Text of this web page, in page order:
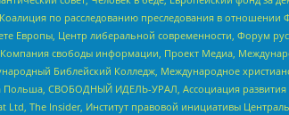
по расследованию преследования в
Европы, Центр либеральной современности, Форум
свободы информации, Проект Медиа,
Библейский Колледж, Международное
Польша, СВОБОДНЫЙ ИДЕЛЬ-УРАЛ, Ассоциация
The Insider, Институт правовой инициативы